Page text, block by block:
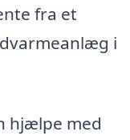
fra et
i
hjælpe med